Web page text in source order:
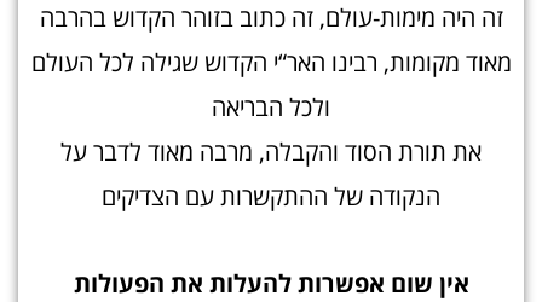
זה היה מימות-עולם, זה כתוב בזוהר הקדוש בהרבה
מאוד מקומות, רבינו האר“י הקדוש שגילה לכל העולם
ולכל הבריאה
את תורת הסוד והקבלה, מרבה מאוד לדבר על
הנקודה של ההתקשרות עם הצדיקים
אין שום אפשרות להעלות את הפעולות